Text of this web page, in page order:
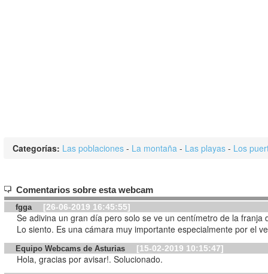
Categorías: Las poblaciones - La montaña - Las playas - Los
Comentarios sobre esta webcam
fgga [26-06-2019 16:45:55]
Se adivina un gran día pero solo se ve un centímetro de la franja
Lo siento. Es una cámara muy importante especialmente por el
Equipo Webcams de Asturias [15-02-2019 10:15:47]
Hola, gracias por avisar!. Solucionado.